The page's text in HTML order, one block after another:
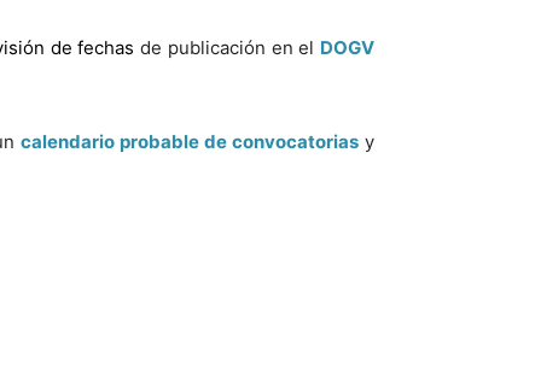
de fechas de publicación en el DOGV
calendario probable de convocatorias y